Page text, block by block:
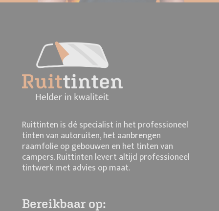
Ruittinten is dé specialist in het professioneel
tinten van autoruiten, het aanbrengen
raamfolie op gebouwen en het tinten van
campers. Ruittinten levert altijd professioneel
tintwerk met advies op maat.
Bereikbaar op: